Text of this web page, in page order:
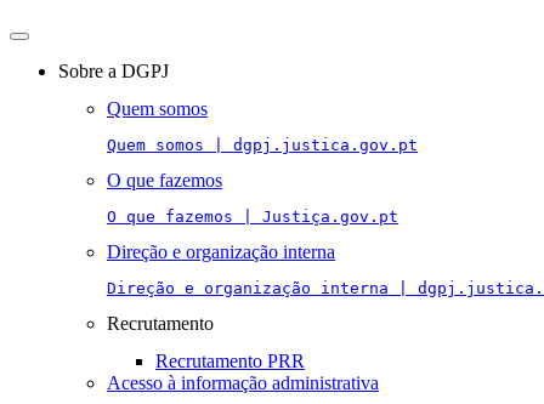
Toggle
navigationSobre a DGPJ
Quem somos
Quem somos | dgpj.justica.gov.pt
O que fazemos
O que fazemos | Justiça.gov.pt
Direção e organização interna
Direção e organização interna |
Recrutamento
Recrutamento PRR
Acesso à informação administrativa